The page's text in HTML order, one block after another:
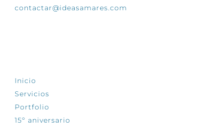
contactar@ideasamares.com
Inicio
Servicios
Portfolio
15º aniversario